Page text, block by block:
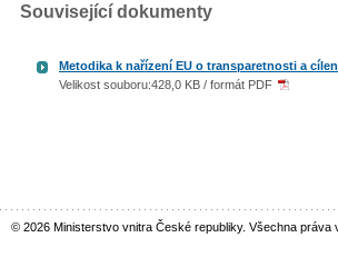
Související dokumenty
Metodika k nařízení EU o transparetnosti a
Velikost souboru:428,0 KB / formát PDF
© 2026 Ministerstvo vnitra České republiky. Všechna práva